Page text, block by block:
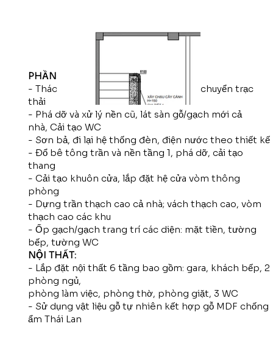
PHẦN THÔ:
- Tháo dỡ, quây che hiện trạng và vận chuyển trạc
thải
- Phá dỡ và xử lý nền cũ, lát sàn gỗ/gạch mới cả
nhà, Cải tạo WC
- Sơn bả, đi lại hệ thống đèn, điện nước theo thiết kế
- Đổ bê tông trần và nền tầng 1, phá dỡ, cải tạo
thang
- Cải tạo khuôn cửa, lắp đặt hệ cửa vòm thông
phòng
- Dựng trần thạch cao cả nhà; vách thạch cao, vòm
thạch cao các khu
- Ốp gạch/gạch trang trí các diện: mặt tiền, tường
bếp, tường WC
NỘI THẤT:
- Lắp đặt nội thất 6 tầng bao gồm: gara, khách bếp, 2
phòng ngủ,
phòng làm việc, phòng thờ, phòng giặt, 3 WC
- Sử dụng vật liệu gỗ tự nhiên kết hợp gỗ MDF chống
ẩm Thái Lan